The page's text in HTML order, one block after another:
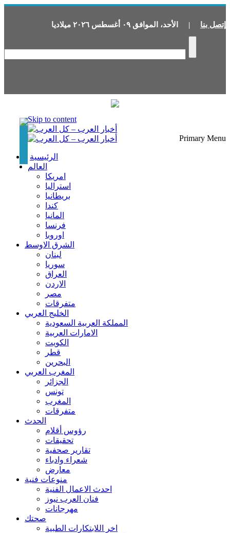
إتصل بنا | الأحد، الموافق ٠٩ أغسطس ٢٠٢٦ ميلاديا
Skip to content
Primary Menu
الرئيسية
العالم
امريكا
استراليا
بريطانيا
كندا
المانيا
فرنسا
اوروبا
الشرق الاوسط
لبنان
سوريا
العراق
الاردن
مصر
متفرقات
الخليج العربي
المملكة العربية السعودية
الامارات العربية
الكويت
قطر
البحرين
المغرب العربي
الجزائر
تونس
المغرب
متفرقات
الحدث
رؤوس أقلام
تحقيقات
تقارير صحفية
شعراء وادباء
معارض
منوعات فنية
احدث الاعمال الفنية
فنان العرب نيوز
مهرجانات
صحتك
اخر اللابتكارات الطبية